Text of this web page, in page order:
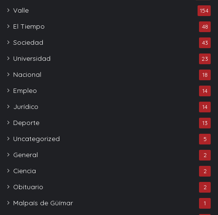
Valle 154
El Tiempo 48
Sociedad 43
Universidad 23
Nacional 18
Empleo 14
Jurídico 14
Deporte 13
Uncategorized 5
General 2
Ciencia 2
Obituario 2
Malpaís de Güímar 1